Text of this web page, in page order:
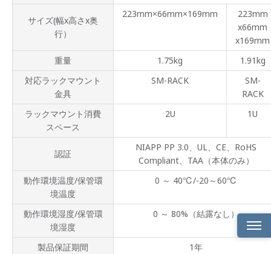
サイズ(幅x高さx奥
行）
223mm×66mm×169mm
223mm
x66mm
x169mm
重量
1.75kg
1.91kg
対応ラックマウント
金具
SM-RACK
SM-
RACK
ラックマウント消費
スペース
2U 1U
認証
NIAPP PP 3.0、UL、CE、RoHS
Compliant、TAA（本体のみ）
動作環境温度/保管環
境温度
0 ～ 40℃/-20～60℃
動作環境湿度/保管環
境湿度
0 ～ 80%（結露なし）
製品保証期間 1年